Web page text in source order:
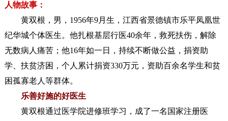
人物故事：
黄双根，男，1956年9月生，江西省景德镇市乐平凤凰世
纪华城个体医生。他扎根基层行医40余年，救死扶伤，解除
无数病人痛苦；他16年如一日，持续不断做公益，捐资助
学、扶贫济困，个人累计捐资330万元，资助百余名学生和贫
困孤寡老人等群体。
乐善好施的好医生
黄双根通过医学院进修班学习，成了一名国家注册医